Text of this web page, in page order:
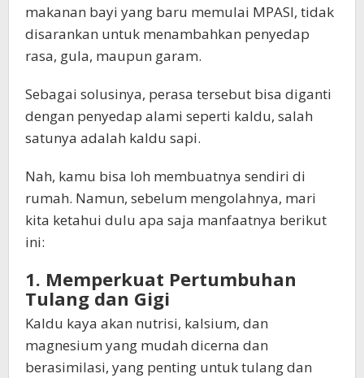
makanan bayi yang baru memulai MPASI, tidak
disarankan untuk menambahkan penyedap
rasa, gula, maupun garam.
Sebagai solusinya, perasa tersebut bisa diganti
dengan penyedap alami seperti kaldu, salah
satunya adalah kaldu sapi.
Nah, kamu bisa loh membuatnya sendiri di
rumah. Namun, sebelum mengolahnya, mari
kita ketahui dulu apa saja manfaatnya berikut
ini:
1. Memperkuat Pertumbuhan
Tulang dan Gigi
Kaldu kaya akan nutrisi, kalsium, dan
magnesium yang mudah dicerna dan
berasimilasi, yang penting untuk tulang dan